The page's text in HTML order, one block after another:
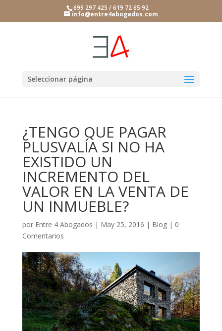
699 297 425 / 619 72 65 92
info@entre4abogados.com
Seleccionar página
¿TENGO QUE PAGAR
PLUSVALÍA SI NO HA
EXISTIDO UN
INCREMENTO DEL
VALOR EN LA VENTA DE
UN INMUEBLE?
por Entre 4 Abogados | May 25, 2016 | Blog| 0
Comentarios